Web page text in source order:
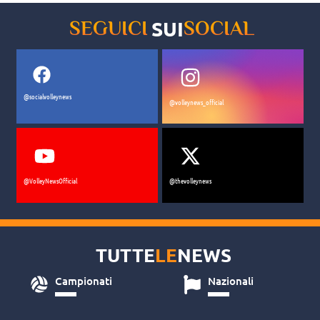
SEGUICI SUISOCIAL
@socialvolleynews
@volleynews_official
@VolleyNewsOfficial @thevolleynews
TUTTELENEWS
Campionati Nazionali